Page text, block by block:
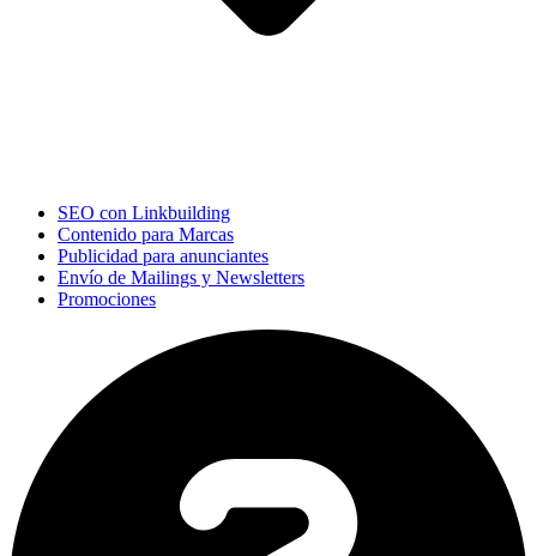
SEO con Linkbuilding
Contenido para Marcas
Publicidad para anunciantes
Envío de Mailings y Newsletters
Promociones